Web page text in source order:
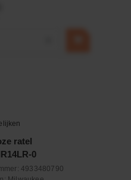
ratel
0
4933480790